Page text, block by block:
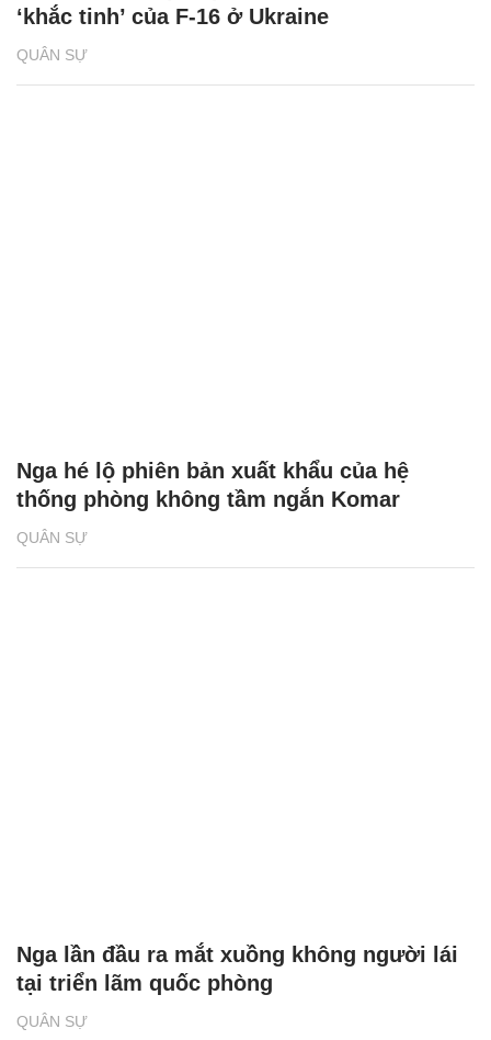
QUÂN SỰ
‘khắc tinh’ của F-16 ở Ukraine
QUÂN SỰ
Nga hé lộ phiên bản xuất khẩu của hệ
thống phòng không tầm ngắn Komar
QUÂN SỰ
Nga lần đầu ra mắt xuồng không người lái
tại triển lãm quốc phòng